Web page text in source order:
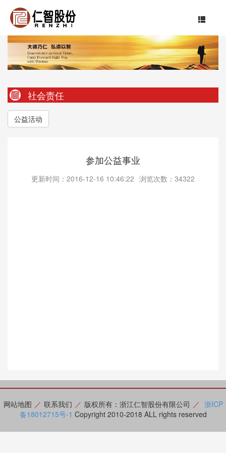
社会责任
公益活动
参加公益事业
更新时间：2016-12-16 10:46:22 浏览次数：34322
网站地图 ／ 联系我们 ／ 版权所有：浙江仁智股份有限公司 ／ 浙ICP
备18012715号-1 Copyright 2010-2018 ALL rights reserved